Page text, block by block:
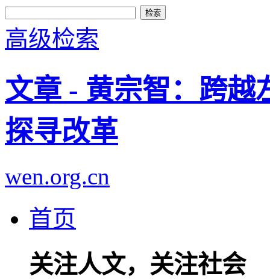
高级检索
文章 - 黄宗智：跨越
探寻改革
wen.org.cn
首页
关注人文，关注社会